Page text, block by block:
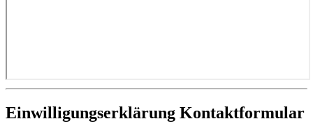
Einwilligungserklärung Kontaktformular